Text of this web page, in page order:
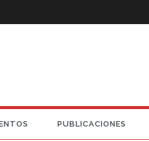
PUBLICACIONES